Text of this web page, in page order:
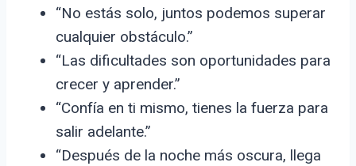
“No estás solo, juntos podemos superar
cualquier obstáculo.”
“Las dificultades son oportunidades para
crecer y aprender.”
“Confía en ti mismo, tienes la fuerza para
salir adelante.”
“Después de la noche más oscura, llega